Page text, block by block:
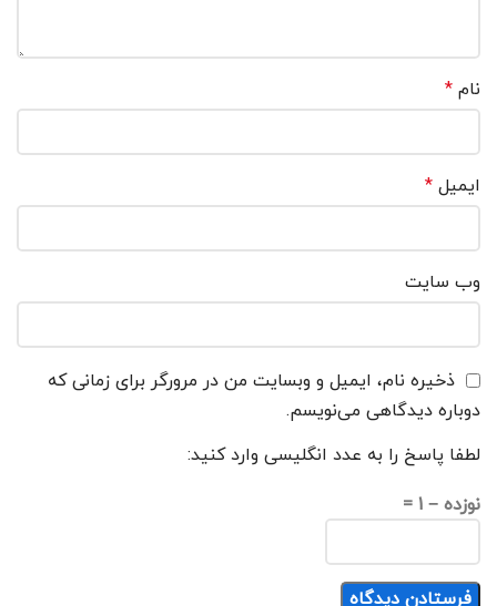
نام*
ایمیل*
وب‌ سایت
ذخیره نام، ایمیل و وبسایت من در مرورگر برای زمانی که
دوباره دیدگاهی می‌نویسم.
لطفا پاسخ را به عدد انگلیسی وارد کنید:
نوزده − 1 =